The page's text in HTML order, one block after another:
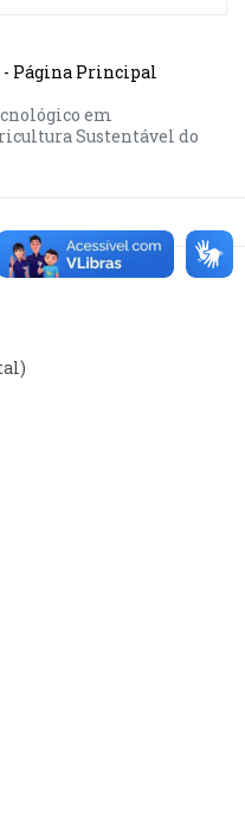
- Página Principal
em
Sustentável do